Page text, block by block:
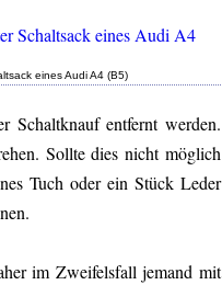
eines Audi A4 (B5)
Schaltknauf entfernt werden.
Sollte dies nicht möglich
Tuch oder ein Stück Leder
im Zweifelsfall jemand mit